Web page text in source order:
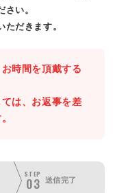
さい。
だきます。
時間を頂戴する
は、お返事を差
STEP
03 送信完了